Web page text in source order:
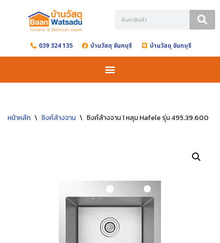
content 039 324 135 บ้านวัสดุ จันทบุรี บ้านวัสดุ จันทบุรี
หน้าหลัก \ ซิงค์ล้างจาน \ ซิงค์ล้างจาน 1 หลุม Hafele รุ่น 495.39.600